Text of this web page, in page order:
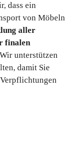
dass ein
von Möbeln
aller
finalen
Wir unterstützen
damit Sie